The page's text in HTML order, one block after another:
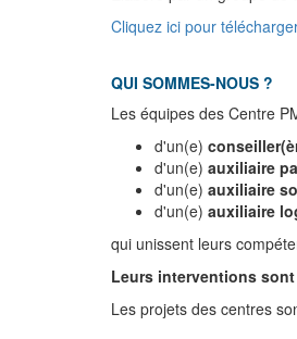
Cliquez ici pour
QUI SOMMES-NOUS ?
Les équipes des Centre
d'un(e)
d'un(e) auxiliaire
d'un(e) auxiliaire
d'un(e) auxiliaire
qui unissent leurs
Leurs interventions
Les projets des centres